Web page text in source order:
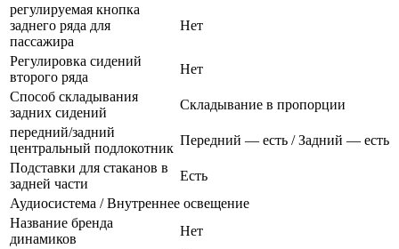
регулируемая кнопка
заднего ряда для
пассажира
Нет
Регулировка сидений
второго ряда
Нет
Способ складывания
задних сидений
Складывание в пропорции
передний/задний
центральный подлокотник
Передний — есть / Задний — есть
Подставки для стаканов в
задней части
Есть
Аудиосистема / Внутреннее освещение
Название бренда
динамиков
Нет